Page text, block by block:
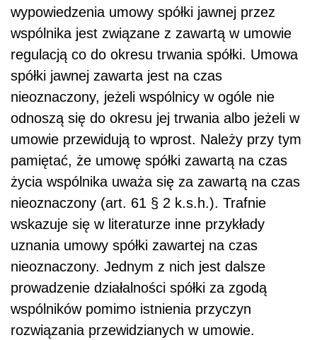
wypowiedzenia umowy spółki jawnej przez
wspólnika jest związane z zawartą w umowie
regulacją co do okresu trwania spółki. Umowa
spółki jawnej zawarta jest na czas
nieoznaczony, jeżeli wspólnicy w ogóle nie
odnoszą się do okresu jej trwania albo jeżeli w
umowie przewidują to wprost. Należy przy tym
pamiętać, że umowę spółki zawartą na czas
życia wspólnika uważa się za zawartą na czas
nieoznaczony (art. 61 § 2 k.s.h.). Trafnie
wskazuje się w literaturze inne przykłady
uznania umowy spółki zawartej na czas
nieoznaczony. Jednym z nich jest dalsze
prowadzenie działalności spółki za zgodą
wspólników pomimo istnienia przyczyn
rozwiązania przewidzianych w umowie.